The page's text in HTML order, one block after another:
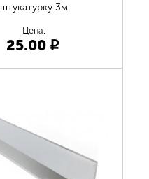
штукатурку 3м
Цена:
25.00 p